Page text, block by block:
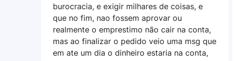
burocracia, e exigir milhares de coisas, e
que no fim, nao fossem aprovar ou
realmente o emprestimo não cair na conta,
mas ao finalizar o pedido veio uma msg que
em ate um dia o dinheiro estaria na conta,